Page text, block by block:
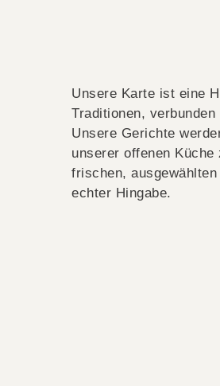
Unsere Karte ist eine
Traditionen,
Unsere Gerichte
unserer offenen
frischen,
echter Hingabe.